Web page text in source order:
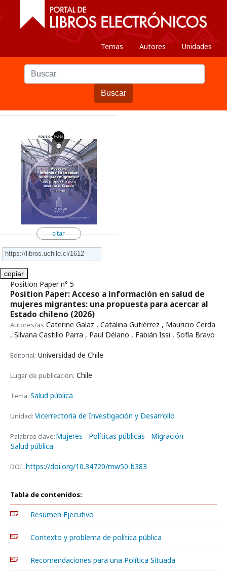
Temas Autores Unidades
Buscar
citar
copiar
Position Paper n° 5
Position Paper: Acceso a información en salud de
mujeres migrantes: una propuesta para acercar al
Estado chileno (2026)
Autores/as Caterine Galaz , Catalina Gutiérrez , Mauricio Cerda
, Silvana Castillo Parra , Paul Délano , Fabián Issi , Sofía Bravo
Editorial: Universidad de Chile
Lugar de publicación: Chile
Tema: Salud pública
Unidad: Vicerrectoría de Investigación y Desarrollo
Palabras clave:Mujeres Políticas públicas
Migración
Salud pública
DOI: https://doi.org/10.34720/mw50-b383
Tabla de contenidos:
Resumen Ejecutivo
Contexto y problema de política pública
Recomendaciones para una Política Situada